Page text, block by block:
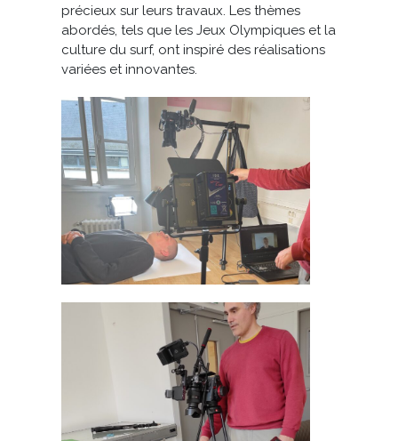
précieux sur leurs travaux. Les thèmes
abordés, tels que les Jeux Olympiques et la
culture du surf, ont inspiré des réalisations
variées et innovantes.